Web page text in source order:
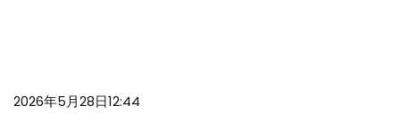
2026年5月28日12:44